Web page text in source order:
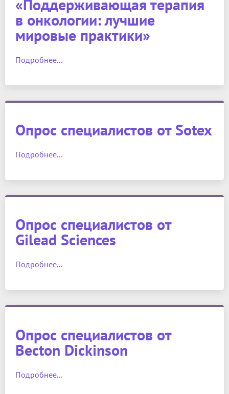
«Поддерживающая терапия
в онкологии: лучшие
мировые практики»
Подробнее...
Опрос специалистов от Sotex
Подробнее...
Опрос специалистов от
Gilead Sciences
Подробнее...
Опрос специалистов от
Becton Dickinson
Подробнее...